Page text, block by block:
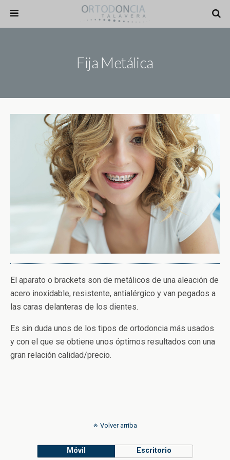
Fija Metálica
El aparato o brackets son de metálicos de una aleación de
acero inoxidable, resistente, antialérgico y van pegados a
las caras delanteras de los dientes.
Es sin duda unos de los tipos de ortodoncia más usados
y con el que se obtiene unos óptimos resultados con una
gran relación calidad/precio.
Volver arriba
Móvil Escritorio